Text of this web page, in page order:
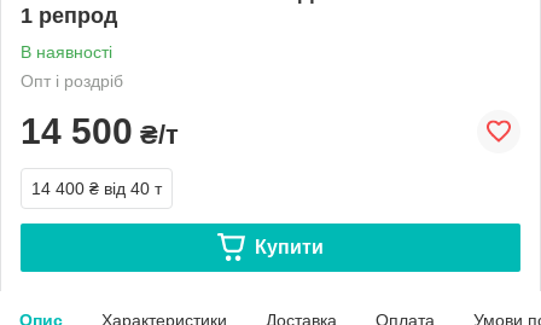
1 репрод
В наявності
Опт і роздріб
14 500 ₴/т
14 400 ₴ від 40 т
Купити
Опис Характеристики Доставка Оплата Умови